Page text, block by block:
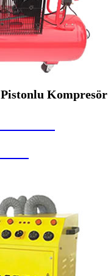
Pistonlu Kompresör